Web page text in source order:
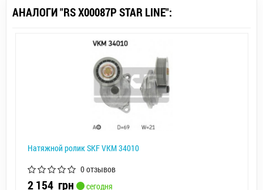
АНАЛОГИ "RS X00087P STAR LINE":
Натяжной ролик SKF VKM 34010
0 отзывов
2 154 грн сегодня